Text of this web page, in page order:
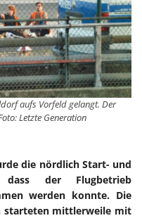
aufs Vorfeld gelangt. Der
Letzte Generation
die nördlich Start- und
dass der Flugbetrieb
werden konnte. Die
starteten mittlerweile mit